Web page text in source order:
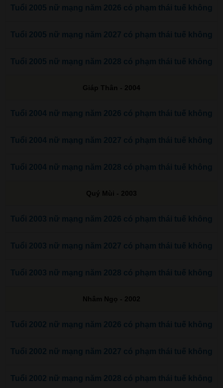
Tuổi 2005 nữ mạng năm 2026 có phạm thái tuế không
Tuổi 2005 nữ mạng năm 2027 có phạm thái tuế không
Tuổi 2005 nữ mạng năm 2028 có phạm thái tuế không
Giáp Thân - 2004
Tuổi 2004 nữ mạng năm 2026 có phạm thái tuế không
Tuổi 2004 nữ mạng năm 2027 có phạm thái tuế không
Tuổi 2004 nữ mạng năm 2028 có phạm thái tuế không
Quý Mùi - 2003
Tuổi 2003 nữ mạng năm 2026 có phạm thái tuế không
Tuổi 2003 nữ mạng năm 2027 có phạm thái tuế không
Tuổi 2003 nữ mạng năm 2028 có phạm thái tuế không
Nhâm Ngọ - 2002
Tuổi 2002 nữ mạng năm 2026 có phạm thái tuế không
Tuổi 2002 nữ mạng năm 2027 có phạm thái tuế không
Tuổi 2002 nữ mạng năm 2028 có phạm thái tuế không